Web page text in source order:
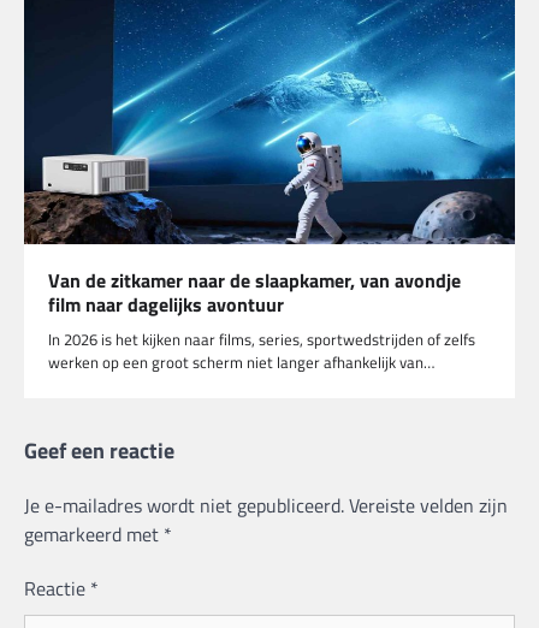
Van de zitkamer naar de slaapkamer, van avondje
film naar dagelijks avontuur
In 2026 is het kijken naar films, series, sportwedstrijden of zelfs
werken op een groot scherm niet langer afhankelijk van…
Geef een reactie
Je e-mailadres wordt niet gepubliceerd.Vereiste velden zijn
gemarkeerd met *
Reactie *